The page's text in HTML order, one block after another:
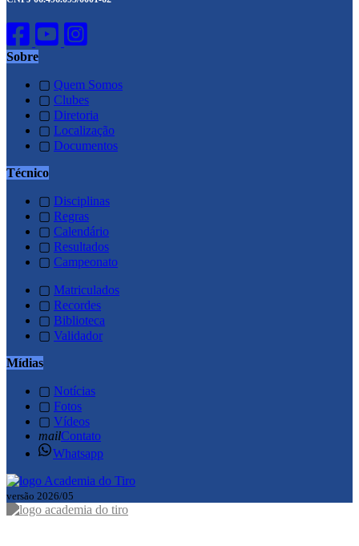
Sobre
▢ Quem Somos
▢ Clubes
▢ Diretoria
▢ Localização
▢ Documentos
Técnico
▢ Disciplinas
▢ Regras
▢ Calendário
▢ Resultados
▢ Campeonato
▢ Matriculados
▢ Recordes
▢ Biblioteca
▢ Validador
Mídias
▢ Notícias
▢ Fotos
▢ Vídeos
mailContato
Whatsapp
versão 2026/05